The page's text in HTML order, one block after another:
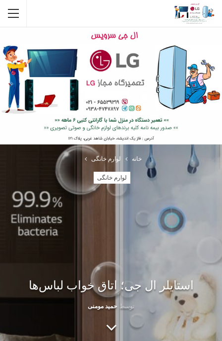
خانه لوارم خانگی
لوارم خانگی
استایلر ال جی؛ اتاق خواب لباس‌ها
توسط حمید مومنی